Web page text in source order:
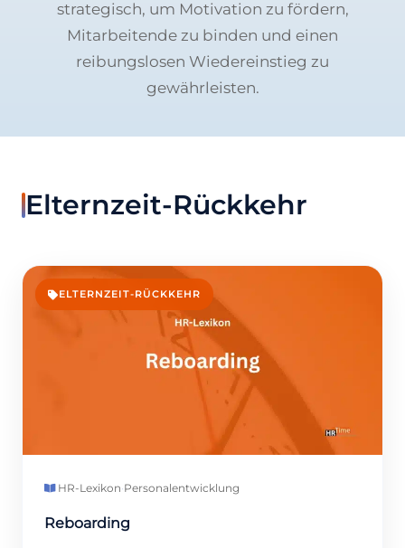
strategisch, um Motivation zu fördern,
Mitarbeitende zu binden und einen
reibungslosen Wiedereinstieg zu
gewährleisten.
Elternzeit-Rückkehr
ELTERNZEIT-RÜCKKEHR
HR-Lexikon·Personalentwicklung
Reboarding